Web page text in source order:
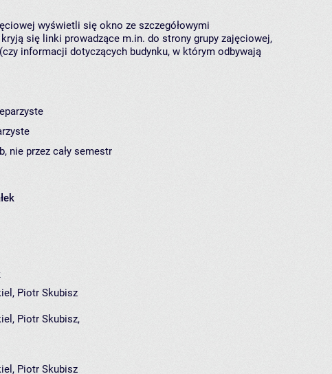
wyświetli się okno ze szczegółowymi
się linki prowadzące m.in. do strony grupy zajęciowej,
informacji dotyczących budynku, w którym odbywają
nie przez cały semestr
Piotr Skubisz
, Piotr Skubisz,
Piotr Skubisz